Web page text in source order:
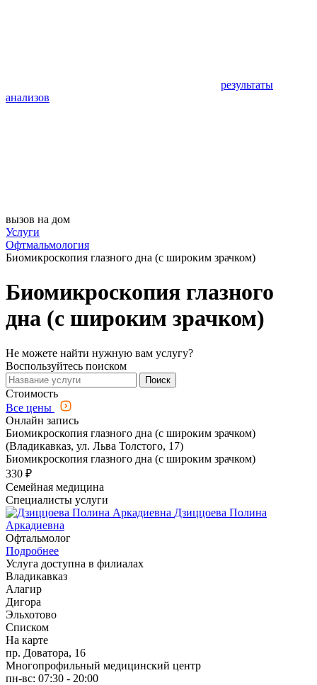
результаты
анализов
вызов на дом
Услуги
Офтмальмология
Биомикроскопия глазного дна (с широким зрачком)
Биомикроскопия глазного
дна (с широким зрачком)
Не можете найти нужную вам услугу?
Воспользуйтесь поиском
Поиск
Стоимость
Все цены
Онлайн запись
Биомикроскопия глазного дна (с широким зрачком)
(Владикавказ, ул. Льва Толстого, 17)
Биомикроскопия глазного дна (с широким зрачком)
330 ₽
Семейная медицина
Специалисты услуги
Дзиццоева Полина
Аркадиевна
Офтальмолог
Подробнее
Услуга доступна в филиалах
Владикавказ
Алагир
Дигора
Эльхотово
Списком
На карте
пр. Доватора, 16
Многопрофильный медицинский центр
пн-вс: 07:30 - 20:00